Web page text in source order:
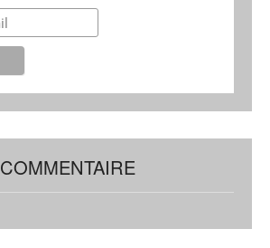
COMMENTAIRE